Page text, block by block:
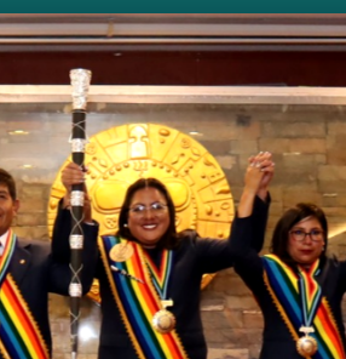
slider